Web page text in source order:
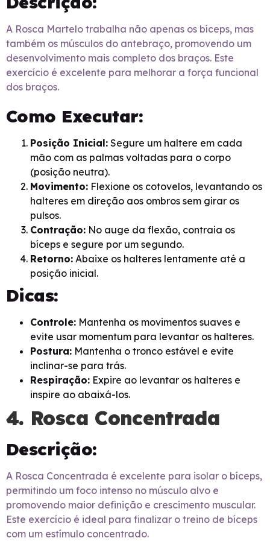
A Rosca Martelo trabalha não apenas os bíceps, mas
também os músculos do antebraço, promovendo um
desenvolvimento mais completo dos braços. Este
exercício é excelente para melhorar a força funcional
dos braços.
Como Executar:
Posição Inicial: Segure um haltere em cada
mão com as palmas voltadas para o corpo
(posição neutra).
Movimento: Flexione os cotovelos, levantando os
halteres em direção aos ombros sem girar os
pulsos.
Contração: No auge da flexão, contraia os
bíceps e segure por um segundo.
Retorno: Abaixe os halteres lentamente até a
posição inicial.
Dicas:
Controle: Mantenha os movimentos suaves e
evite usar momentum para levantar os halteres.
Postura: Mantenha o tronco estável e evite
inclinar-se para trás.
Respiração: Expire ao levantar os halteres e
inspire ao abaixá-los.
4. Rosca Concentrada
Descrição:
A Rosca Concentrada é excelente para isolar o bíceps,
permitindo um foco intenso no músculo alvo e
promovendo maior definição e crescimento muscular.
Este exercício é ideal para finalizar o treino de bíceps
com um estímulo concentrado.